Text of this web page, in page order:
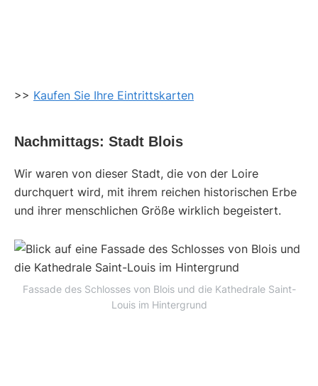
>> Kaufen Sie Ihre Eintrittskarten
Nachmittags: Stadt Blois
Wir waren von dieser Stadt, die von der Loire
durchquert wird, mit ihrem reichen historischen Erbe
und ihrer menschlichen Größe wirklich begeistert.
Fassade des Schlosses von Blois und die Kathedrale Saint-
Louis im Hintergrund